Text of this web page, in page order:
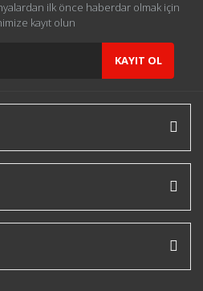
ilk önce haberdar olmak için
kayıt olun
KAYIT OL